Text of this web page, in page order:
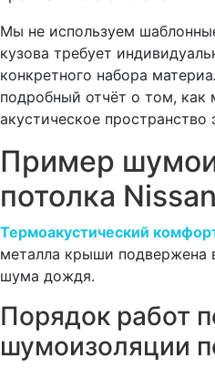
Мы не используем
кузова требует
конкретного набора
подробный отчёт о том,
акустическое пространство
Пример
потолка
Термоакустический
металла крыши подвержена
шума дождя.
Порядок работ
шумоизоляции